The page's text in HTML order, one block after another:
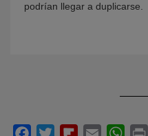
podrían llegar a duplicarse.